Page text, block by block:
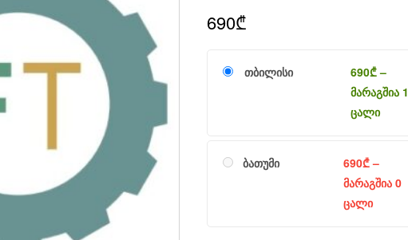
690₾
თბილისი 690₾–
მარაგშია 1
ცალი
ბათუმი 690₾–
მარაგშია 0
ცალი